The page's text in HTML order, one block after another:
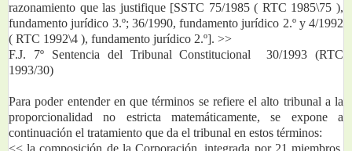
razonamiento que las justifique [SSTC 75/1985 ( RTC 1985\75 ),
fundamento jurídico 3.º; 36/1990, fundamento jurídico 2.º y 4/1992
( RTC 1992\4 ), fundamento jurídico 2.º]. >>
F.J. 7º Sentencia del Tribunal Constitucional  30/1993 (RTC
1993/30)
Para poder entender en que términos se refiere el alto tribunal a la
proporcionalidad no estricta matemáticamente, se expone a
continuación el tratamiento que da el tribunal en estos términos: